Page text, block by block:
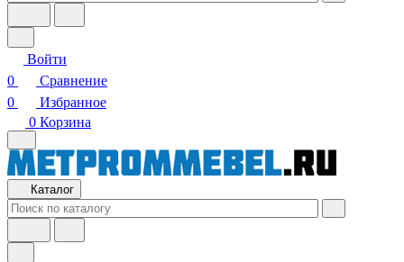
Войти
0
Сравнение
0
Избранное
0 Корзина
Каталог